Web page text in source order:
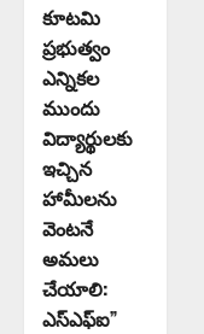
కూటమి
ప్రభుత్వం
ఎన్నికల
ముందు
విద్యార్థులకు
ఇచ్చిన
హామీలను
వెంటనే
అమలు
చేయాలి:
ఎస్ఎఫ్ఐ”